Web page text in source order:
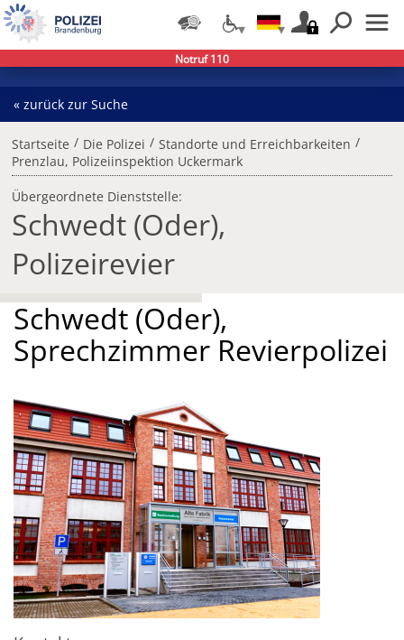
« zurück zur Suche
Startseite / Die Polizei / Standorte und Erreichbarkeiten /
Prenzlau, Polizeiinspektion Uckermark
Übergeordnete Dienststelle:
Schwedt (Oder),
Polizeirevier
Schwedt (Oder),
Sprechzimmer Revierpolizei
Notruf 110